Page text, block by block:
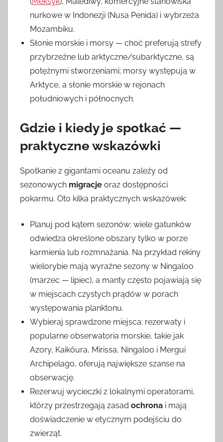
nurkowe w Indonezji (Nusa Penida) i wybrzeża
Mozambiku.
Słonie morskie i morsy — choć preferują strefy
przybrzeżne lub arktyczne/subarktyczne, są
potężnymi stworzeniami; morsy występują w
Arktyce, a słonie morskie w rejonach
południowych i północnych.
Gdzie i kiedy je spotkać —
praktyczne wskazówki
Spotkanie z gigantami oceanu zależy od
sezonowych migracje oraz dostępności
pokarmu. Oto kilka praktycznych wskazówek:
Planuj pod kątem sezonów: wiele gatunków
odwiedza określone obszary tylko w porze
karmienia lub rozmnażania. Na przykład rekiny
wielorybie mają wyraźne sezony w Ningaloo
(marzec — lipiec), a manty często pojawiają się
w miejscach czystych prądów w porach
występowania planktonu.
Wybieraj sprawdzone miejsca: rezerwaty i
popularne obserwatoria morskie, takie jak
Azory, Kaikōura, Mirissa, Ningaloo i Mergui
Archipelago, oferują największe szanse na
obserwację.
Rezerwuj wycieczki z lokalnymi operatorami,
którzy przestrzegają zasad ochrona i mają
doświadczenie w etycznym podejściu do
zwierząt.